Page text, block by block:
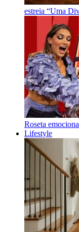
estreia “Uma
Roseta
Lifestyle